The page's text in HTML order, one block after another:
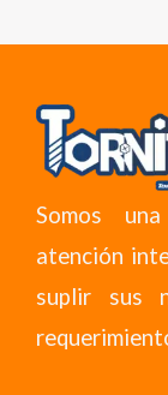
Somos
atención
suplir sus